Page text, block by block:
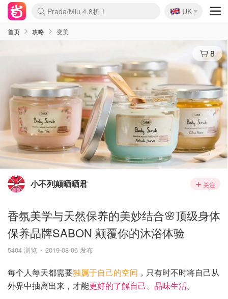
麦卢卡蜂蜜夏促！个位数！
Prada/Miu 4.8折！
啥？必胜客披萨5折！
🇬🇧
UK
首页 攻略 变美
8
小不列颠晒晒君 关注
香氛美学与天然保养的美妙结合🌸顶级身体
保养品牌SABON 颠覆你的沐浴体验
5404 浏览 2019-08-06 发布
每个人每天都需要独属于自己的空间 ，只有时不时将自己从
外界中抽离出来，才能更好的了解自己、品味生活。